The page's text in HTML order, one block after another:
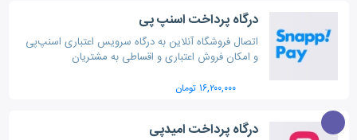
درگاه پرداخت اسنپ پی
اتصال فروشگاه آنلاین به درگاه سرویس اعتباری اسنپ‌پی
و امکان فروش اعتباری و اقساطی به مشتریان
درگاه پرداخت امیدپی